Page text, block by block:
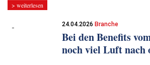
> weiterlesen
24.04.2026 Branche
Bei den Benefits
noch viel Luft nach